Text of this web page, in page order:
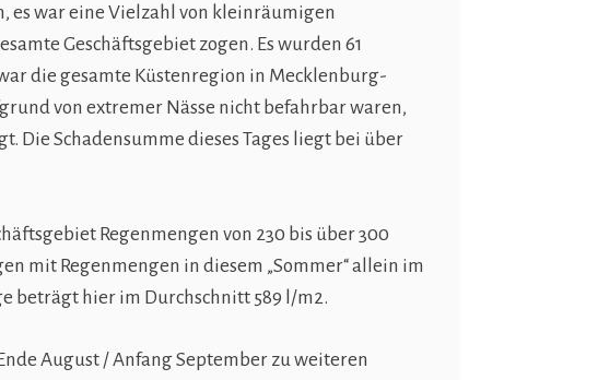
es war eine Vielzahl von kleinräumigen
Geschäftsgebiet zogen. Es wurden 61
die gesamte Küstenregion in Mecklenburg-
von extremer Nässe nicht befahrbar waren,
Die Schadensumme dieses Tages liegt bei über
Regenmengen von 230 bis über 300
mit Regenmengen in diesem „Sommer“ allein im
beträgt hier im Durchschnitt 589 l/m2.
August / Anfang September zu weiteren